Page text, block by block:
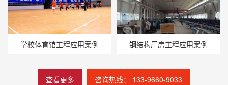
学校体育馆工程应用案例 钢结构厂房工程应用案例
查看更多 咨询热线： 133-9660-9033